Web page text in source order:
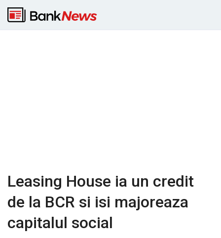
Leasing House ia un credit
de la BCR si isi majoreaza
capitalul social